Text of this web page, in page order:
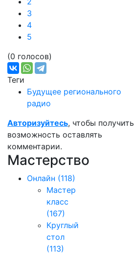
3
4
5
(0 голосов)
Теги
Будущее регионального
радио
Авторизуйтесь, чтобы получить
возможность оставлять
комментарии.
Мастерство
Онлайн (118)
Мастер
класс
(167)
Круглый
стол
(113)